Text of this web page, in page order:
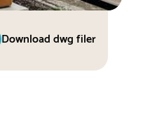
Download dwg filer